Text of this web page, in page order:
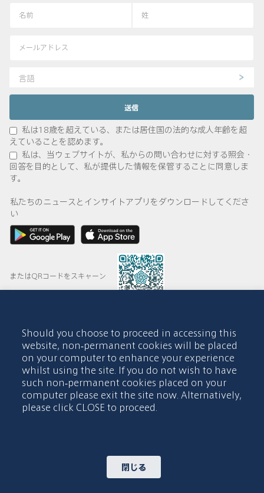
言語
私は18歳を超えている、または居住国の法的な成人年齢を超
えていることを認めます。
私は、当ウェブサイトが、私からの問い合わせに対する照会・
回答を目的として、私が提供した情報を保管することに同意しま
す。
私たちのニュースとインサイトアプリをダウンロードしてくださ
い
またはQRコードをスキャーン
© 2015-2026 Abdul Latif Jameel IPR Company Limited. Permission
to use this site is granted strictly subject to the Terms of Use. The
Abdul Latif Jameel name and the Abdul Latif Jameel logotype and
pentagon-shaped graphics are trademarks or registered trademarks
of Abdul Latif Jameel IPR Company Limited.
利用規約 アクセシビリティポリシー
Should you choose to proceed in accessing this
website, non-permanent cookies will be placed
on your computer to enhance your experience
whilst using the site. If you do not wish to have
such non-permanent cookies placed on your
computer please exit the site now. Alternatively,
please click CLOSE to proceed.
閉じる